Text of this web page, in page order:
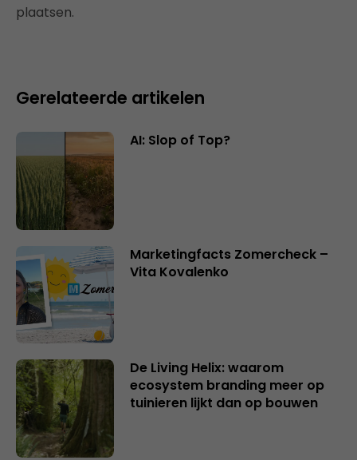
plaatsen.
Gerelateerde artikelen
AI: Slop of Top?
Marketingfacts Zomercheck –
Vita Kovalenko
De Living Helix: waarom
ecosystem branding meer op
tuinieren lijkt dan op bouwen